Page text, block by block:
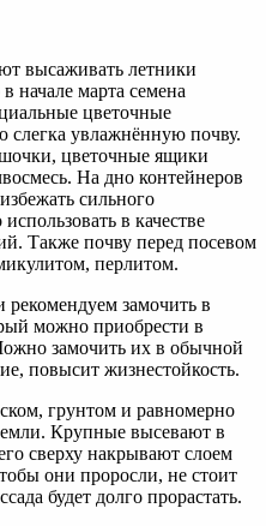
высаживать летники
начале марта семена
цветочные
слегка увлажнённую почву.
цветочные ящики
На дно контейнеров
сильного
в качестве
Также почву перед посевом
перлитом.
рекомендуем замочить в
можно приобрести в
замочить их в обычной
повысит жизнестойкость.
грунтом и равномерно
Крупные высевают в
сверху накрывают слоем
они проросли, не стоит
будет долго прорастать.